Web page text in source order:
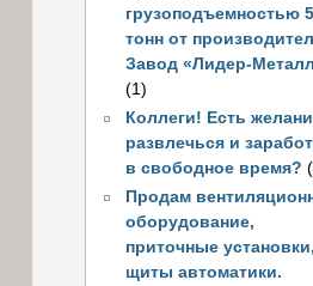
грузоподъемностью 5
тонн от
Завод «Лидер-
(1)
Коллеги! Есть
развлечься и
в свободное время?
Продам
оборудование,
приточные установки,
щиты автоматики.